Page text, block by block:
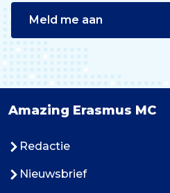
Meld me aan
Amazing Erasmus MC
Redactie
Nieuwsbrief